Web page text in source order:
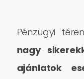
Pénzügyi
nagy
ajánlatok